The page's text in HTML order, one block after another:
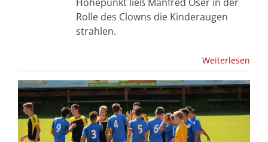
Rolle des Clowns die Kinderaugen
strahlen.
Weiterlesen